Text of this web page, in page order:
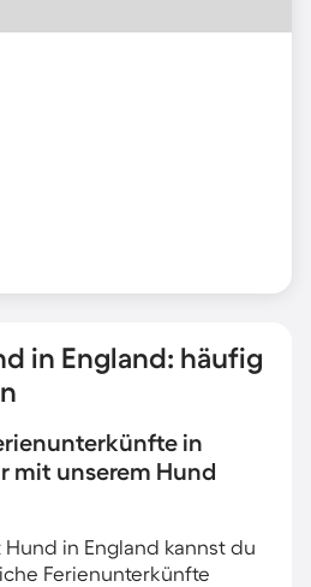
in England: häufig
in
mit unserem Hund
in England kannst du
Ferienunterkünfte